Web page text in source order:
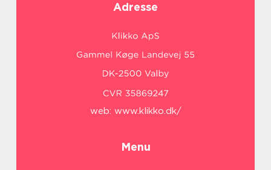
Adresse
web: www.klikko.dk/
Menu